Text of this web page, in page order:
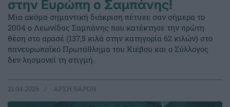
στην Ευρώπη ο Σαμπάνης!
Μια ακόμα σημαντική διάκριση πέτυχε σαν σήμερα το
2004 ο Λεωνίδας Σαμπάνης που κατέκτησε την πρώτη
θέση στο αρασέ (137,5 κιλά στην κατηγορία 62 κιλών) στο
πανευρωπαϊκό Πρωτάθλημα του Κιέβου και ο Σύλλογος
δεν λησμονεί τη στιγμή.
21.04.2026 ΑΡΣΗ ΒΑΡΩΝ